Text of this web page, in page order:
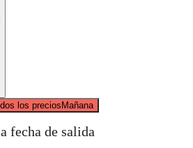
los preciosMañana
fecha de salida